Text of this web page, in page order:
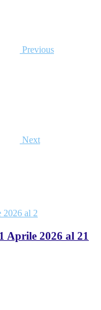
Previous
Next
Aprile 2026 al 21